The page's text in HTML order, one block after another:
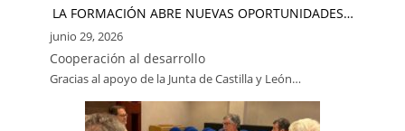
LA FORMACIÓN ABRE NUEVAS OPORTUNIDADES…
junio 29, 2026
Cooperación al desarrollo
Gracias al apoyo de la Junta de Castilla y León…